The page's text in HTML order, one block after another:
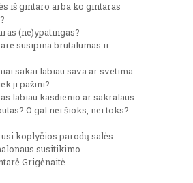
iš gintaro arba ko gintaras
(ne)ypatingas?
susipina brutalumas ir
sakai labiau sava ar svetima
ji pažini?
labiau kasdienio ar sakralaus
O gal nei šioks, nei toks?
koplyčios parodų salės
susitikimo.
Grigėnaitė